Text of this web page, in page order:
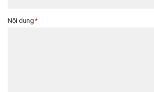
Nội dung *